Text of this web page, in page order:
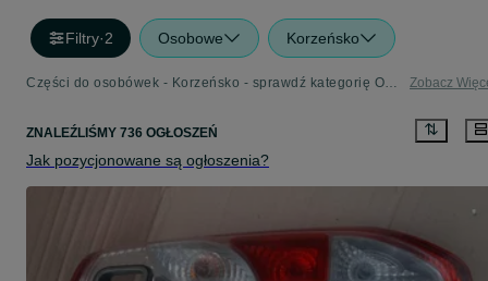
Filtry·2 Osobowe Korzeńsko
Części do osobówek - Korzeńsko - sprawdź kategorię Osobowe Zobacz
ZNALEŹLIŚMY 736 OGŁOSZEŃ
Jak pozycjonowane są ogłoszenia?